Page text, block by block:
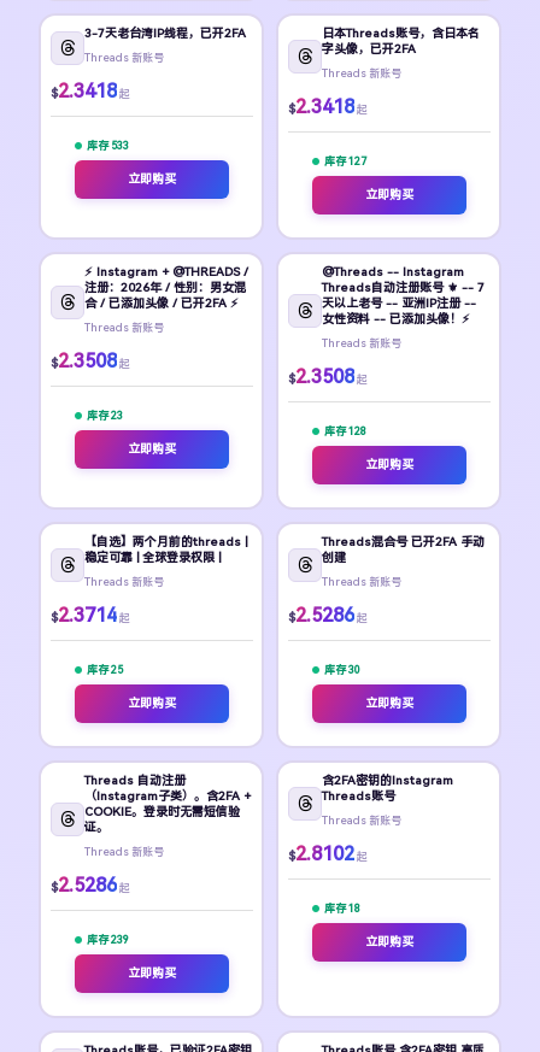
3-7天老台湾IP线程，已开2FA
Threads 新账号
$2.3418 起
库存 533
立即购买
日本Threads账号，含日本名
字头像，已开2FA
Threads 新账号
$2.3418 起
库存 127
立即购买
⚡ Instagram + @THREADS /
注册：2026年 / 性别：男女混
合 / 已添加头像 / 已开2FA ⚡
Threads 新账号
$2.3508 起
库存 23
立即购买
@Threads -- Instagram
Threads自动注册账号 ⚜️ -- 7
天以上老号 -- 亚洲IP注册 --
女性资料 -- 已添加头像！⚡
Threads 新账号
$2.3508 起
库存 128
立即购买
【自选】两个月前的threads |
稳定可靠 | 全球登录权限 |
Threads 新账号
$2.3714 起
库存 25
立即购买
Threads混合号 已开2FA 手动
创建
Threads 新账号
$2.5286 起
库存 30
立即购买
Threads 自动注册
（Instagram子类）。含2FA +
COOKIE。登录时无需短信验
证。
Threads 新账号
$2.5286 起
库存 239
立即购买
含2FA密钥的Instagram
Threads账号
Threads 新账号
$2.8102 起
库存 18
立即购买